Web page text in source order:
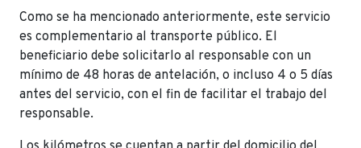
Como se ha mencionado anteriormente, este servicio
es complementario al transporte público. El
beneficiario debe solicitarlo al responsable con un
mínimo de 48 horas de antelación, o incluso 4 o 5 días
antes del servicio, con el fin de facilitar el trabajo del
responsable.